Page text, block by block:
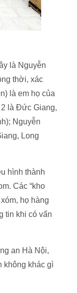
là Nguyễn
thời, xác
là em họ của
là Đức Giang,
Nguyễn
Long
hình thành
Các “kho
họ hàng
tin khi có vấn
an Hà Nội,
không khác gì